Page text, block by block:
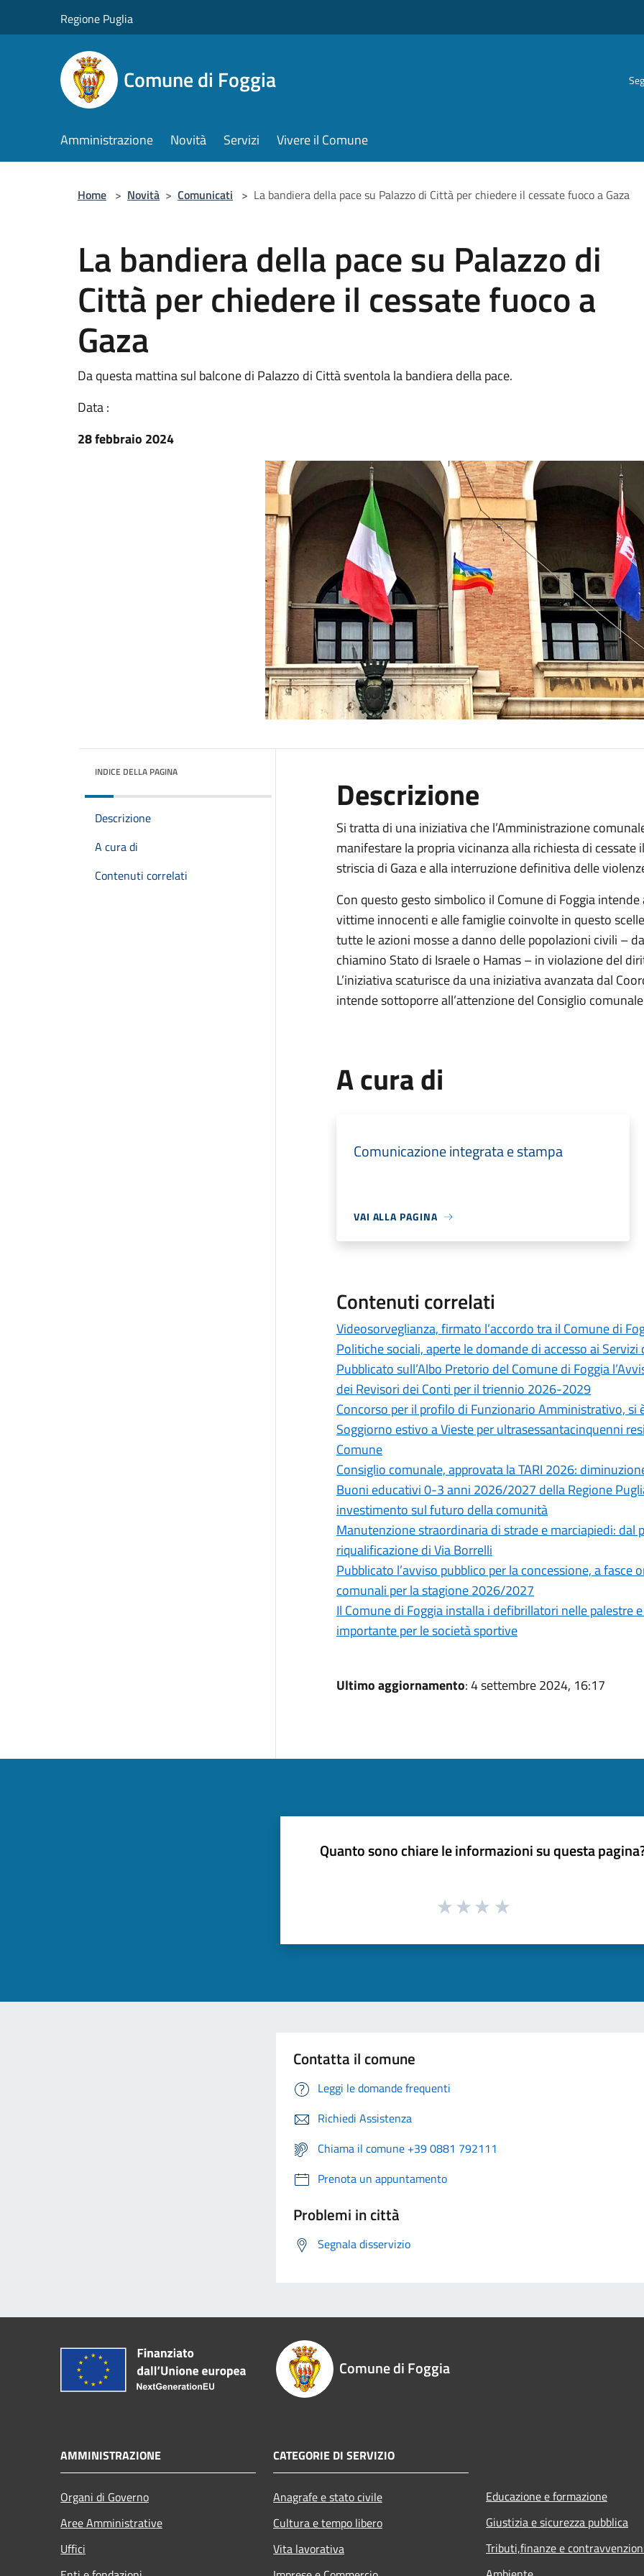
Regione Puglia
Comune di Foggia
Amministrazione Novità Servizi Vivere il Comune
Home > Novità > Comunicati > La bandiera della pace su Palazzo di Città per chiedere il cessate fuoco a Gaza
La bandiera della pace su Palazzo di
Città per chiedere il cessate fuoco a
Gaza
Da questa mattina sul balcone di Palazzo di Città sventola la bandiera della pace.
Data :
28 febbraio 2024
INDICE DELLA PAGINA
Descrizione
A cura di
Contenuti correlati
Descrizione
Si tratta di una iniziativa che l’Amministrazione
manifestare la propria vicinanza alla richiesta di
striscia di Gaza e alla interruzione definitiva delle
Con questo gesto simbolico il Comune di Foggia
vittime innocenti e alle famiglie coinvolte in questo
tutte le azioni mosse a danno delle popolazioni civili –
chiamino Stato di Israele o Hamas – in violazione del
L’iniziativa scaturisce da una iniziativa avanzata dal
intende sottoporre all’attenzione del Consiglio
A cura di
Comunicazione integrata e stampa
VAI ALLA PAGINA
Contenuti correlati
Videosorveglianza, firmato l’accordo tra il Comune di
Politiche sociali, aperte le domande di accesso ai Servizi
Pubblicato sull’Albo Pretorio del Comune di Foggia
dei Revisori dei Conti per il triennio 2026-2029
Concorso per il profilo di Funzionario Amministrativo,
Soggiorno estivo a Vieste per ultrasessantacinquenni
Comune
Consiglio comunale, approvata la TARI 2026:
Buoni educativi 0-3 anni 2026/2027 della Regione
investimento sul futuro della comunità
Manutenzione straordinaria di strade e marciapiedi: dal
riqualificazione di Via Borrelli
Pubblicato l’avviso pubblico per la concessione, a
comunali per la stagione 2026/2027
Il Comune di Foggia installa i defibrillatori nelle
importante per le società sportive
Ultimo aggiornamento: 4 settembre 2024, 16:17
Quanto sono chiare le informazioni su questa
Contatta il comune
Leggi le domande frequenti
Richiedi Assistenza
Chiama il comune +39 0881 792111
Prenota un appuntamento
Problemi in città
Segnala disservizio
Comune di Foggia
AMMINISTRAZIONE
Organi di Governo
Aree Amministrative
Uffici
CATEGORIE DI SERVIZIO
Anagrafe e stato civile
Cultura e tempo libero
Vita lavorativa
Educazione e formazione
Giustizia e sicurezza pubblica
Tributi,finanze e